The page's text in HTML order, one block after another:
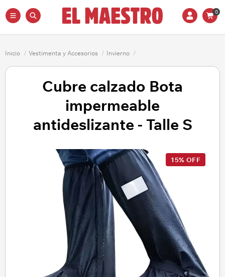
0
Inicio / Vestimenta y Accesorios / Invierno /
Cubre calzado Bota
impermeable
antideslizante - Talle S
15% OFF